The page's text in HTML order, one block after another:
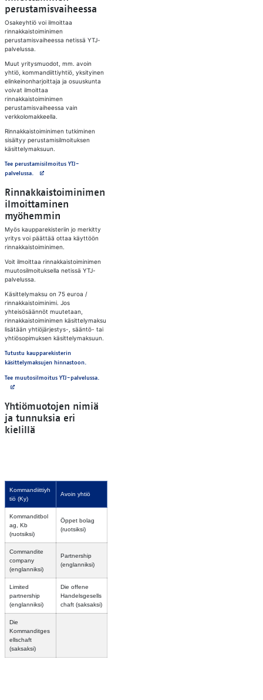
perustamisvaiheessa
Osakeyhtiö voi ilmoittaa
rinnakkaistoiminimen
perustamisvaiheessa netissä YTJ-
palvelussa.
Muut yritysmuodot, mm. avoin
yhtiö, kommandiittiyhtiö, yksityinen
elinkeinonharjoittaja ja osuuskunta
voivat ilmoittaa
rinnakkaistoiminimen
perustamisvaiheessa vain
verkkolomakkeella.
Rinnakkaistoiminimen tutkiminen
sisältyy perustamisilmoituksen
käsittelymaksuun.
Tee perustamisilmoitus YTJ-
palvelussa. Avautuu uuteen välilehteen
Rinnakkaistoiminimen
ilmoittaminen
myöhemmin
Myös kaupparekisteriin jo merkitty
yritys voi päättää ottaa käyttöön
rinnakkaistoiminimen.
Voit ilmoittaa rinnakkaistoiminimen
muutosilmoituksella netissä YTJ-
palvelussa.
Käsittelymaksu on 75 euroa /
rinnakkaistoiminimi. Jos
yhteisösäännöt muutetaan,
rinnakkaistoiminimen käsittelymaksu
lisätään yhtiöjärjestys-, sääntö- tai
yhtiösopimuksen käsittelymaksuun.
Tutustu kaupparekisterin
käsittelymaksujen hinnastoon.
Tee muutosilmoitus YTJ-palvelussa.
Yhtiömuotojen nimiä
ja tunnuksia eri
kielillä
Kommandiittiyh
tiö (Ky)
Avoin yhtiö
Kommanditbol
ag, Kb
(ruotsiksi)
Öppet bolag
(ruotsiksi)
Commandite
company
(englanniksi)
Partnership
(englanniksi)
Limited
partnership
(englanniksi)
Die offene
Handelsgesells
chaft (saksaksi)
Die
Kommanditges
ellschaft
(saksaksi)